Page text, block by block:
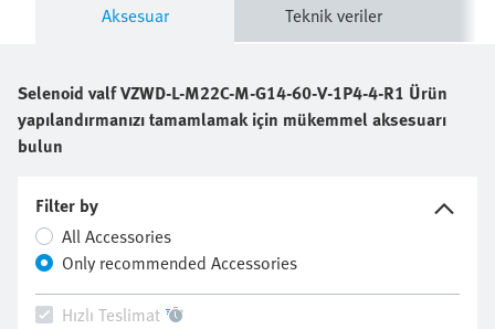
Aksesuar Teknik veriler
Selenoid valfVZWD-L-M22C-M-G14-60-V-1P4-4-R1 Ürün
yapılandırmanızı tamamlamak için mükemmel aksesuarı
bulun
Filter by
All Accessories
Only recommended Accessories
Hızlı Teslimat